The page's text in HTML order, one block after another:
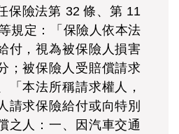
保險法第 32 條、第 11
規定：「保險人依本法
付，視為被保險人損害
；被保險人受賠償請求
「本法所稱請求權人，
請求保險給付或向特別
之人：一、因汽車交通